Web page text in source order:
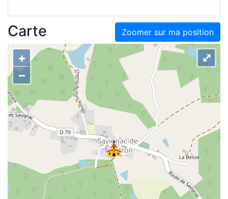
Zoomer sur ma position
Carte
+
–
⤢